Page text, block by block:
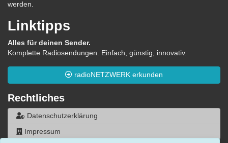
werden.
Linktipps
Alles für deinen Sender.
Komplette Radiosendungen. Einfach, günstig, innovativ.
radioNETZWERK erkunden
Rechtliches
Datenschutzerklärung
Impressum